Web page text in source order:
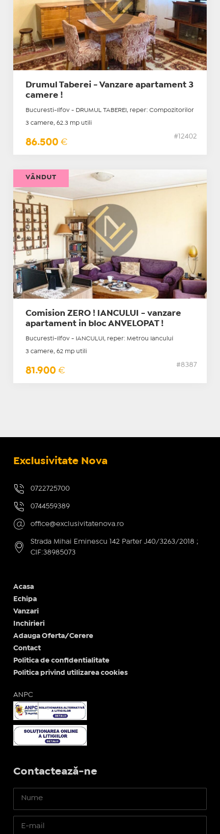
Drumul Taberei - Vanzare apartament 3
camere !
Bucuresti-Ilfov - DRUMUL TABEREI, reper: Compozitorilor
3 camere, 62.3 mp utili
86.500 €
#12402
Comision ZERO ! IANCULUI - vanzare
apartament in bloc ANVELOPAT !
Bucuresti-Ilfov - IANCULUI, reper: Metrou Iancului
3 camere, 62 mp utili
81.900 €
#8387
VÂNDUT
Exclusivitate Nova
0722725700
0744559389
office@exclusivitatenova.ro
Strada Mihai Eminescu 142 Parter J40/3263/2018 ;
CIF:38985073
Acasa
Echipa
Vanzari
Inchirieri
Adauga Oferta/Cerere
Contact
Politica de confidentialitate
Politica privind utilizarea cookies
ANPC
Contactează-ne